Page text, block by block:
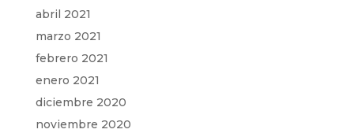
abril 2021
marzo 2021
febrero 2021
enero 2021
diciembre 2020
noviembre 2020